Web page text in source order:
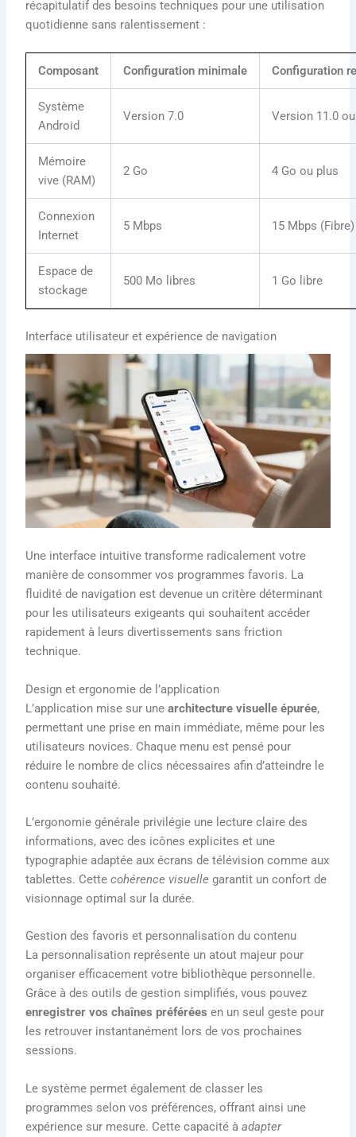
récapitulatif des besoins techniques pour une utilisation
quotidienne sans ralentissement :
Composant Configuration minimale Configuration
Système
Android
Version 7.0 Version 11.0
Mémoire
vive (RAM)
2 Go 4 Go ou plus
Connexion
Internet
5 Mbps 15 Mbps (Fibre)
Espace de
stockage
500 Mo libres 1 Go libre
Interface utilisateur et expérience de navigation
Une interface intuitive transforme radicalement votre
manière de consommer vos programmes favoris. La
fluidité de navigation est devenue un critère déterminant
pour les utilisateurs exigeants qui souhaitent accéder
rapidement à leurs divertissements sans friction
technique.
Design et ergonomie de l’application
L’application mise sur unearchitecture visuelle épurée,
permettant une prise en main immédiate, même pour les
utilisateurs novices. Chaque menu est pensé pour
réduire le nombre de clics nécessaires afin d’atteindre le
contenu souhaité.
L’ergonomie générale privilégie une lecture claire des
informations, avec des icônes explicites et une
typographie adaptée aux écrans de télévision comme aux
tablettes. Cettecohérence visuelle garantit un confort de
visionnage optimal sur la durée.
Gestion des favoris et personnalisation du contenu
La personnalisation représente un atout majeur pour
organiser efficacement votre bibliothèque personnelle.
Grâce à des outils de gestion simplifiés, vous pouvez
enregistrer vos chaînes préférées en un seul geste pour
les retrouver instantanément lors de vos prochaines
sessions.
Le système permet également de classer les
programmes selon vos préférences, offrant ainsi une
expérience sur mesure. Cette capacité àadapter